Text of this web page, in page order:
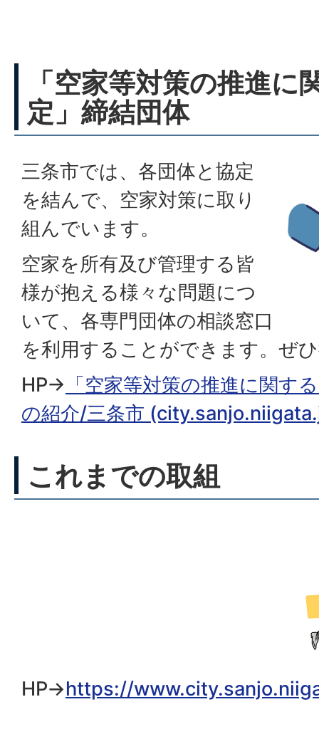
「空家等対策の推進に
定」締結団体
三条市では、各団体と協定
を結んで、空家対策に取り
組んでいます。
空家を所有及び管理する皆
様が抱える様々な問題につ
いて、各専門団体の相談窓口
を利用することができます。ぜ
HP→ 「空家等対策の推進に関す
の紹介/三条市
これまでの取組
HP→https://